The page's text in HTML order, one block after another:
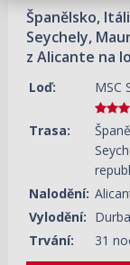
Španělsko,
Seychely,
z Alicante na
Loď: MSC
Trasa:
Nalodění:
Vylodění:
Trvání:
31